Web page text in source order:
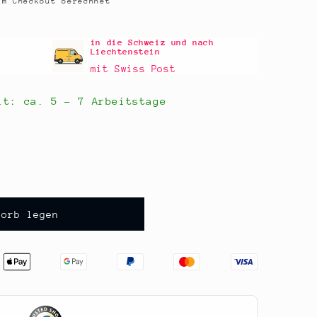
in die Schweiz und nach
Liechtenstein
mit Swiss Post
ca. 5 - 7 Arbeitstage
legen